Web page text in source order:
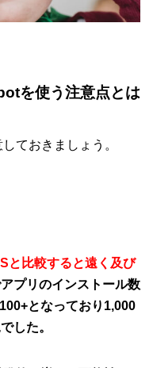
を使う注意点とは
ておきましょう。
と比較すると遠く及び
プリのインストール数
となっており1,000
した。